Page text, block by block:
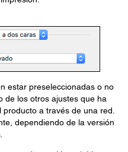
estar preseleccionadas o no
de los otros ajustes que ha
a través de una red.
dependiendo de la versión